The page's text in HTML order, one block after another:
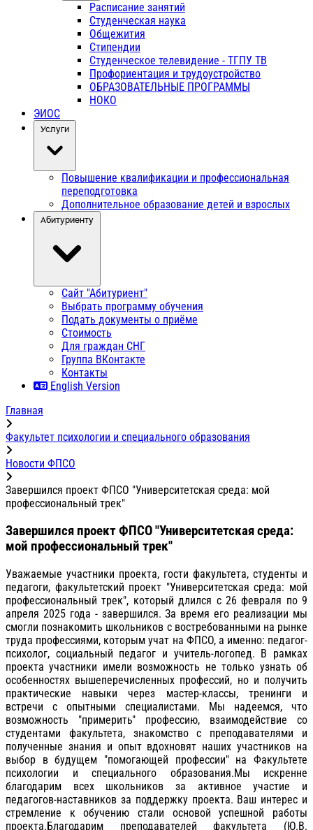
Расписание занятий
Студенческая наука
Общежития
Стипендии
Студенческое телевидение - ТГПУ ТВ
Профориентация и трудоустройство
ОБРАЗОВАТЕЛЬНЫЕ ПРОГРАММЫ
НОКО
ЭИОС
Услуги
Повышение квалификации и профессиональная
переподготовка
Дополнительное образование детей и взрослых
Абитуриенту
Сайт "Абитуриент"
Выбрать программу обучения
Подать документы о приёме
Стоимость
Для граждан СНГ
Группа ВКонтакте
Контакты
English Version
Главная
Факультет психологии и специального образования
Новости ФПСО
Завершился проект ФПСО "Университетская среда: мой
профессиональный трек"
Завершился проект ФПСО "Университетская среда:
мой профессиональный трек"
Уважаемые участники проекта, гости факультета, студенты и
педагоги, факультетский проект "Университетская среда: мой
профессиональный трек", который длился с 26 февраля по 9
апреля 2025 года - завершился. За время его реализации мы
смогли познакомить школьников с востребованными на рынке
труда профессиями, которым учат на ФПСО, а именно: педагог-
психолог, социальный педагог и учитель-логопед. В рамках
проекта участники имели возможность не только узнать об
особенностях вышеперечисленных профессий, но и получить
практические навыки через мастер-классы, тренинги и
встречи с опытными специалистами. Мы надеемся, что
возможность "примерить" профессию, взаимодействие со
студентами факультета, знакомство с преподавателями и
полученные знания и опыт вдохновят наших участников на
выбор в будущем "помогающей профессии" на Факультете
психологии и специального образования.Мы искренне
благодарим всех школьников за активное участие и
педагогов-наставников за поддержку проекта. Ваш интерес и
стремление к обучению стали основой успешной работы
проекта.Благодарим преподавателей факультета (Ю.В.